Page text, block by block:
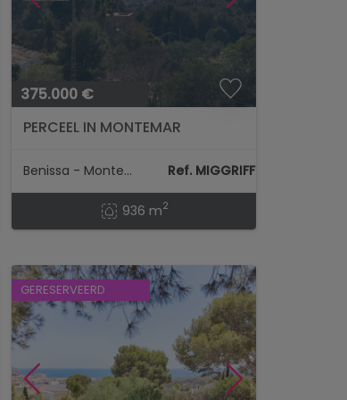
375.000 €
PERCEEL IN MONTEMAR
Benissa - Montemar Ref. MIGGRIFF6
936 m2
GERESERVEERD